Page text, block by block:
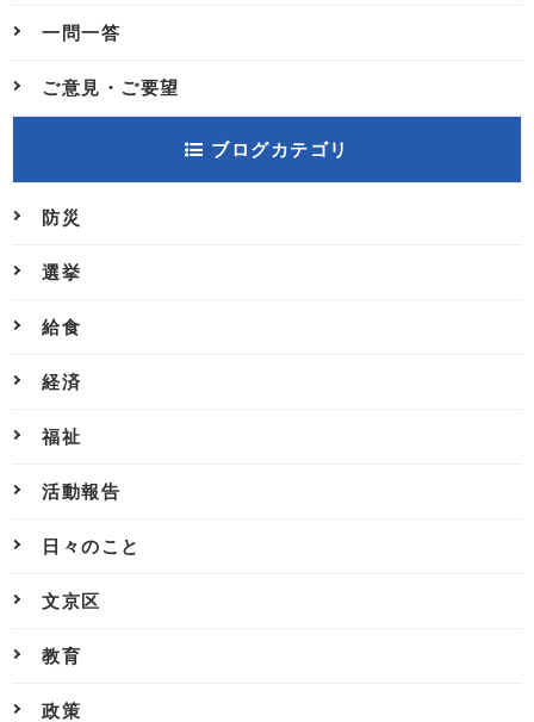
一問一答
ご意見・ご要望
ブログカテゴリ
防災
選挙
給食
経済
福祉
活動報告
日々のこと
文京区
教育
政策